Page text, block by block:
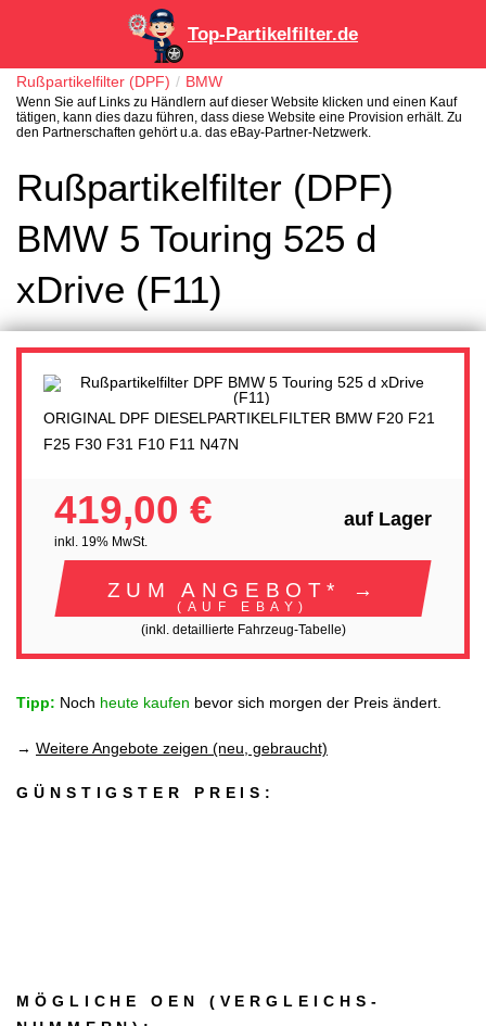
Top-Partikelfilter.de
Rußpartikelfilter (DPF) BMW
Wenn Sie auf Links zu Händlern auf dieser Website klicken und einen Kauf
tätigen, kann dies dazu führen, dass diese Website eine Provision erhält. Zu
den Partnerschaften gehört u.a. das eBay-Partner-Netzwerk.
Rußpartikelfilter (DPF)
BMW 5 Touring 525 d
xDrive (F11)
ORIGINAL DPF DIESELPARTIKELFILTER BMW F20 F21
F25 F30 F31 F10 F11 N47N
419,00 €
inkl. 19% MwSt.
auf Lager
ZUM ANGEBOT* →
(AUF EBAY)
(inkl. detaillierte Fahrzeug-Tabelle)
Tipp: Noch heute kaufen bevor sich morgen der Preis ändert.
→ Weitere Angebote zeigen (neu, gebraucht)
GÜNSTIGSTER PREIS:
MÖGLICHE OEN (VERGLEICHS­